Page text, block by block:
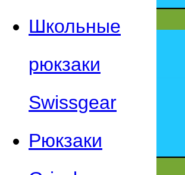
Школьные
рюкзаки
Swissgear
Рюкзаки